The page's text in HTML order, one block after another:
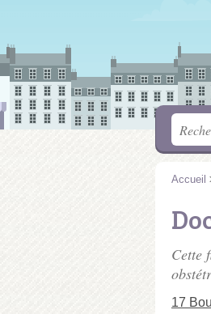
Accueil
Cette
17